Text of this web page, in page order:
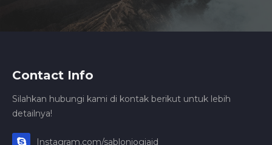
Contact Info
Silahkan hubungi kami di kontak berikut untuk lebih
detailnya!
Instagram.com/sablonjogjaid